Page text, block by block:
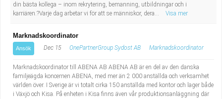
din bästa kollega – inom rekrytering, bemanning, utbildningar och i
karriären.?Varje dag arbetar vi för att se människor, dera...
Visa mer
Marknadskoordinator
Ansök Dec 15 OnePartnerGroup Sydost AB Marknadskoordinator
Marknadskoordinator till ABENA AB ABENA AB är en del av den danska
familjeägda koncernen ABENA, med mer än 2 000 anställda och verksamhet
världen över. I Sverige är vi totalt cirka 150 anställda med kontor och lager både
i Växjö och Kisa. På enheten i Kisa finns även vår produktionsanläggning där